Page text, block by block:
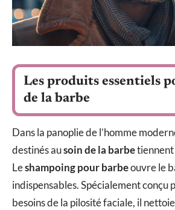
Les produits essentiels
de la barbe
Dans la panoplie de l’homme
destinés ausoin de la barbetiennent
Leshampoing pour barbeouvre le
indispensables. Spécialement conçu
besoins de la pilosité faciale, il